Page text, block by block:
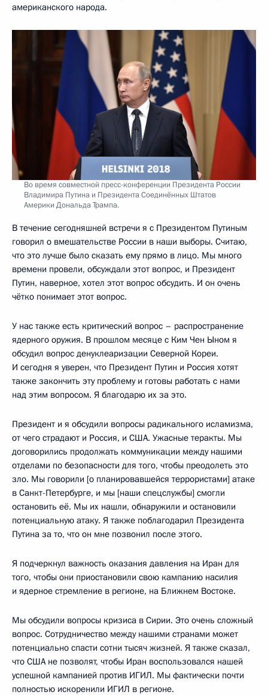
американского народа.
Во время совместной пресс-конференции Президента России
Владимира Путина и Президента Соединённых Штатов
Америки Дональда Трампа.
В течение сегодняшней встречи я с Президентом Путиным
говорил о вмешательстве России в наши выборы. Считаю,
что это лучше было сказать ему прямо в лицо. Мы много
времени провели, обсуждали этот вопрос, и Президент
Путин, наверное, хотел этот вопрос обсудить. И он очень
чётко понимает этот вопрос.
У нас также есть критический вопрос – распространение
ядерного оружия. В прошлом месяце с Ким Чен Ыном я
обсудил вопрос денуклеаризации Северной Кореи.
И сегодня я уверен, что Президент Путин и Россия хотят
также закончить эту проблему и готовы работать с нами
над этим вопросом. Я благодарю их за это.
Президент и я обсудили вопросы радикального исламизма,
от чего страдают и Россия, и США. Ужасные теракты. Мы
договорились продолжать коммуникации между нашими
отделами по безопасности для того, чтобы преодолеть это
зло. Мы говорили [о планировавшейся террористами] атаке
в Санкт-Петербурге, и мы [наши спецслужбы] смогли
остановить её. Мы их нашли, обнаружили и остановили
потенциальную атаку. Я также поблагодарил Президента
Путина за то, что он мне позвонил после этого.
Я подчеркнул важность оказания давления на Иран для
того, чтобы они приостановили свою кампанию насилия
и ядерное стремление в регионе, на Ближнем Востоке.
Мы обсудили вопросы кризиса в Сирии. Это очень сложный
вопрос. Сотрудничество между нашими странами может
потенциально спасти сотни тысяч жизней. Я также сказал,
что США не позволят, чтобы Иран воспользовался нашей
успешной кампанией против ИГИЛ. Мы фактически почти
полностью искоренили ИГИЛ в регионе.